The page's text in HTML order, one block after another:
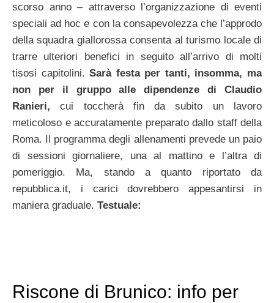
scorso anno – attraverso l’organizzazione di eventi
speciali ad hoc e con la consapevolezza che l’approdo
della squadra giallorossa consenta al turismo locale di
trarre ulteriori benefici in seguito all’arrivo di molti
tisosi capitolini.Sarà festa per tanti, insomma, ma
non per il gruppo alle dipendenze di Claudio
Ranieri, cui toccherà fin da subito un lavoro
meticoloso e accuratamente preparato dallo staff della
Roma. Il programma degli allenamenti prevede un paio
di sessioni giornaliere, una al mattino e l’altra di
pomeriggio. Ma, stando a quanto riportato da
repubblica.it, i carici dovrebbero appesantirsi in
maniera graduale. Testuale:
Riscone di Brunico: info per